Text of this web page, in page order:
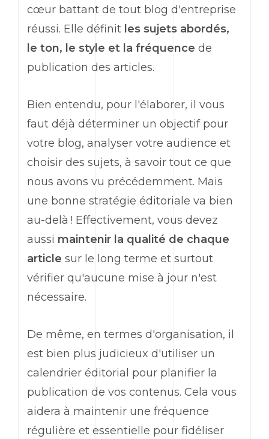
cœur battant de tout blog d'entreprise
réussi. Elle définit les sujets abordés,
le ton, le style et la fréquence de
publication des articles.
Bien entendu, pour l'élaborer, il vous
faut déjà déterminer un objectif pour
votre blog, analyser votre audience et
choisir des sujets, à savoir tout ce que
nous avons vu précédemment. Mais
une bonne stratégie éditoriale va bien
au-delà ! Effectivement, vous devez
aussi maintenir la qualité de chaque
article sur le long terme et surtout
vérifier qu'aucune mise à jour n'est
nécessaire.
De même, en termes d'organisation, il
est bien plus judicieux d'utiliser un
calendrier éditorial pour planifier la
publication de vos contenus. Cela vous
aidera à maintenir une fréquence
régulière et essentielle pour fidéliser